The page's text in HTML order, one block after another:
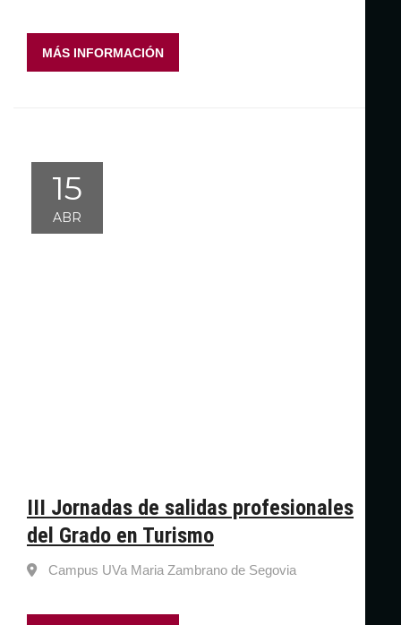
MÁS INFORMACIÓN
15
ABR
III Jornadas de salidas profesionales
del Grado en Turismo
Campus UVa Maria Zambrano de Segovia